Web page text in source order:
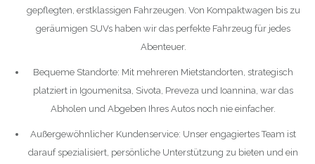
gepflegten, erstklassigen Fahrzeugen. Von Kompaktwagen bis zu
geräumigen SUVs haben wir das perfekte Fahrzeug für jedes
Abenteuer.
Bequeme Standorte: Mit mehreren Mietstandorten, strategisch
platziert in Igoumenitsa, Sivota, Preveza und Ioannina, war das
Abholen und Abgeben Ihres Autos noch nie einfacher.
Außergewöhnlicher Kundenservice: Unser engagiertes Team ist
darauf spezialisiert, persönliche Unterstützung zu bieten und ein